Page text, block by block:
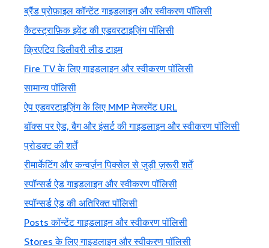
ब्रैंड प्रोफ़ाइल कॉन्टेंट गाइडलाइन और स्वीकरण पॉलिसी
कैटस्ट्राफ़िक इवेंट की एडवरटाइज़िंग पॉलिसी
क्रिएटिव डिलीवरी लीड टाइम
Fire TV के लिए गाइडलाइन और स्वीकरण पॉलिसी
सामान्य पॉलिसी
ऐप एडवरटाइज़िंग के लिए MMP मेजरमेंट URL
बॉक्स पर ऐड, बैग और इंसर्ट की गाइडलाइन और स्वीकरण पॉलिसी
प्रोडक्ट की शर्तें
रीमार्केटिंग और कन्वर्ज़न पिक्सेल से जुड़ी ज़रूरी शर्तें
स्पॉन्सर्ड ऐड गाइडलाइन और स्वीकरण पॉलिसी
स्पॉन्सर्ड ऐड की अतिरिक्त पॉलिसी
Posts कॉन्टेंट गाइडलाइन और स्वीकरण पॉलिसी
Stores के लिए गाइडलाइन और स्वीकरण पॉलिसी